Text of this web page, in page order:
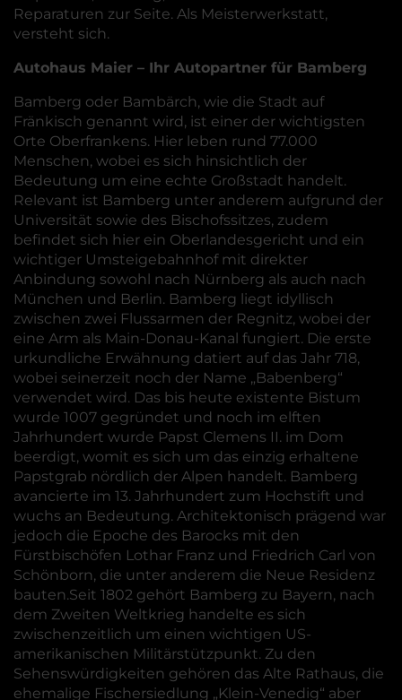
Reparaturen zur Seite. Als Meisterwerkstatt,
versteht sich.
Autohaus Maier – Ihr Autopartner für Bamberg
Bamberg oder Bambärch, wie die Stadt auf
Fränkisch genannt wird, ist einer der wichtigsten
Orte Oberfrankens. Hier leben rund 77.000
Menschen, wobei es sich hinsichtlich der
Bedeutung um eine echte Großstadt handelt.
Relevant ist Bamberg unter anderem aufgrund der
Universität sowie des Bischofssitzes, zudem
befindet sich hier ein Oberlandesgericht und ein
wichtiger Umsteigebahnhof mit direkter
Anbindung sowohl nach Nürnberg als auch nach
München und Berlin. Bamberg liegt idyllisch
zwischen zwei Flussarmen der Regnitz, wobei der
eine Arm als Main-Donau-Kanal fungiert. Die erste
urkundliche Erwähnung datiert auf das Jahr 718,
wobei seinerzeit noch der Name „Babenberg“
verwendet wird. Das bis heute existente Bistum
wurde 1007 gegründet und noch im elften
Jahrhundert wurde Papst Clemens II. im Dom
beerdigt, womit es sich um das einzig erhaltene
Papstgrab nördlich der Alpen handelt. Bamberg
avancierte im 13. Jahrhundert zum Hochstift und
wuchs an Bedeutung. Architektonisch prägend war
jedoch die Epoche des Barocks mit den
Fürstbischöfen Lothar Franz und Friedrich Carl von
Schönborn, die unter anderem die Neue Residenz
bauten.Seit 1802 gehört Bamberg zu Bayern, nach
dem Zweiten Weltkrieg handelte es sich
zwischenzeitlich um einen wichtigen US-
amerikanischen Militärstützpunkt. Zu den
Sehenswürdigkeiten gehören das Alte Rathaus, die
ehemalige Fischersiedlung „Klein-Venedig“ aber